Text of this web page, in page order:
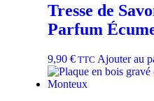
Tresse de
Parfum
9,90 € TTC Ajouter au